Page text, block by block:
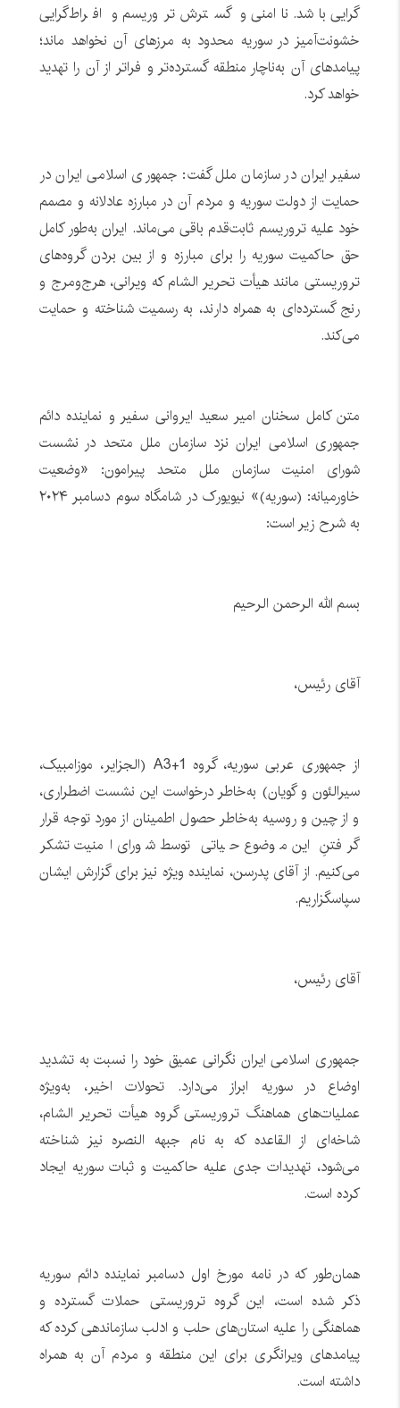
گرایی باشد. ناامنی و گسترش تروریسم و افراط‌گرایی
خشونت‌آمیز در سوریه محدود به مرزهای آن نخواهد ماند؛
پیامدهای آن به‌ناچار منطقه گسترده‌تر و فراتر از آن را تهدید
خواهد کرد.
سفیر ایران در سازمان ملل گفت: جمهوری اسلامی ایران در
حمایت از دولت سوریه و مردم آن در مبارزه عادلانه و مصمم
خود علیه تروریسم ثابت‌قدم باقی می‌ماند. ایران به‌طور کامل
حق حاکمیت سوریه را برای مبارزه و از بین بردن گروه‌های
تروریستی مانند هیأت تحریر الشام که ویرانی، هرج‌ومرج و
رنج گسترده‌ای به همراه دارند، به رسمیت شناخته و حمایت
می‌کند.
متن کامل سخنان امیر سعید ایروانی سفیر و نماینده دائم
جمهوری اسلامی ایران نزد سازمان ملل متحد در نشست
شورای امنیت سازمان ملل متحد پیرامون: «وضعیت
خاورمیانه: (سوریه)» نیویورک در شامگاه سوم دسامبر ۲۰۲۴
به شرح زیر است:
بسم الله الرحمن الرحیم
آقای رئیس،
از جمهوری عربی سوریه، گروه A3+1 (الجزایر، موزامبیک،
سیرالئون و گویان) به‌خاطر درخواست این نشست اضطراری،
و از چین و روسیه به‌خاطر حصول اطمینان از مورد توجه قرار
گرفتنِ این موضوع حیاتی توسط شورای امنیت تشکر
می‌کنیم. از آقای پدرسن، نماینده ویژه نیز برای گزارش ایشان
سپاسگزاریم.
آقای رئیس،
جمهوری اسلامی ایران نگرانی عمیق خود را نسبت به تشدید
اوضاع در سوریه ابراز می‌دارد. تحولات اخیر، به‌ویژه
عملیات‌های هماهنگ تروریستی گروه هیأت تحریر الشام،
شاخه‌ای از القاعده که به نام جبهه النصره نیز شناخته
می‌شود، تهدیدات جدی علیه حاکمیت و ثبات سوریه ایجاد
کرده است.
همان‌طور که در نامه مورخ اول دسامبر نماینده دائم سوریه
ذکر شده است، این گروه تروریستی حملات گسترده و
هماهنگی را علیه استان‌های حلب و ادلب سازماندهی کرده که
پیامدهای ویرانگری برای این منطقه و مردم آن به همراه
داشته است.